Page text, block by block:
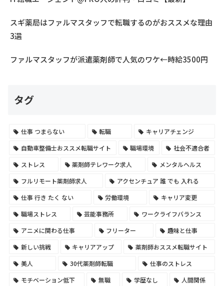
スギ薬局はファルマスタッフで転職するのがおススメな理由
3選
ファルマスタッフが派遣薬剤師で人気のワケ←時給3500円
タグ
仕事 つまらない 転職
キャリアチェンジ
自動車整備士おススメ転職サイト
職場環境
社会不適合者
ストレス
薬剤師テレワーク求人
メンタルヘルス
フルリモート薬剤師求人
アクセンチュア 誰 でも 入れる
仕事 行き たく ない
労働環境
キャリア変更
職場ストレス
芸能事務所
ワークライフバランス
アニメに関わる仕事
フリーター
趣味と仕事
新しい挑戦
キャリアアップ
薬剤師おススメ転職サイト
美人
30代薬剤師転職
仕事のストレス
モチベーション低下
無職 学歴なし
人間関係